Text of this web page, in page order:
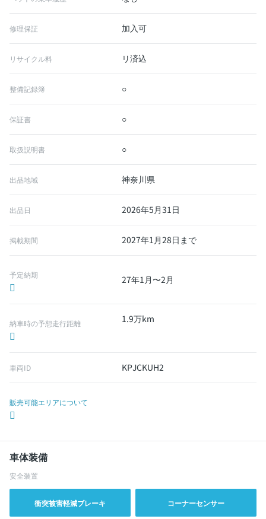
修理保証 加入可
リサイクル料 リ済込
整備記録簿 ○
保証書 ○
取扱説明書 ○
出品地域 神奈川県
出品日 2026年5月31日
掲載期間 2027年1月28日まで
予定納期 27年1月〜2月
納車時の予想走行距離 1.9万km
車両ID KPJCKUH2
販売可能エリアについて
車体装備
安全装置
衝突被害軽減ブレーキ コーナーセンサー